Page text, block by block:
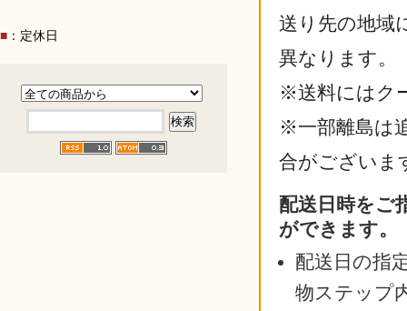
送り先の地域
異なります。
※送料にはク
※一部離島は
合がございま
配送日時をご
ができます。
配送日の指
物ステップ
■ ：定休日